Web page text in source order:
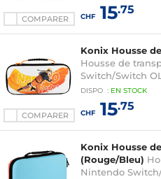
COMPARER CHF15.75
COMPARER
Konix Housse
Housse de
Switch/Switch
DISPO : EN STOCK
CHF15.75
Konix Housse
(Rouge/Bleu)
Nintendo